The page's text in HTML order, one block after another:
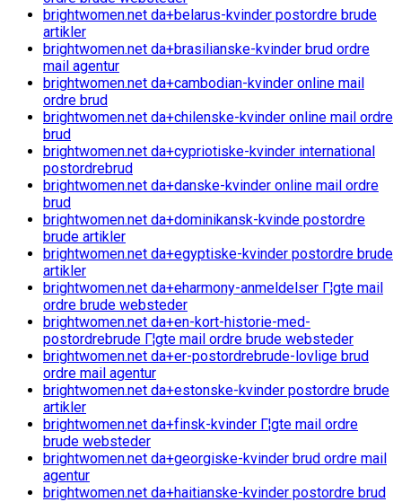
brightwomen.net da+belarus-kvinder postordre brude
artikler
brightwomen.net da+brasilianske-kvinder brud ordre
mail agentur
brightwomen.net da+cambodian-kvinder online mail
ordre brud
brightwomen.net da+chilenske-kvinder online mail ordre
brud
brightwomen.net da+cypriotiske-kvinder international
postordrebrud
brightwomen.net da+danske-kvinder online mail ordre
brud
brightwomen.net da+dominikansk-kvinde postordre
brude artikler
brightwomen.net da+egyptiske-kvinder postordre brude
artikler
brightwomen.net da+eharmony-anmeldelser Г¦gte mail
ordre brude websteder
brightwomen.net da+en-kort-historie-med-
postordrebrude Г¦gte mail ordre brude websteder
brightwomen.net da+er-postordrebrude-lovlige brud
ordre mail agentur
brightwomen.net da+estonske-kvinder postordre brude
artikler
brightwomen.net da+finsk-kvinder Г¦gte mail ordre
brude websteder
brightwomen.net da+georgiske-kvinder brud ordre mail
agentur
brightwomen.net da+haitianske-kvinder postordre brud